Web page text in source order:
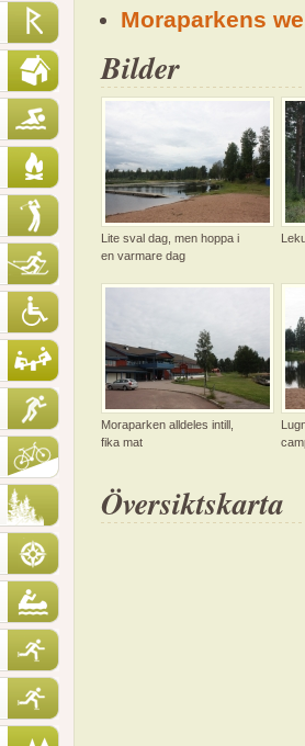
Moraparkens
Bilder
Lite sval dag, men hoppa i
en varmare dag
Moraparken alldeles intill,
fika mat
Översiktskarta